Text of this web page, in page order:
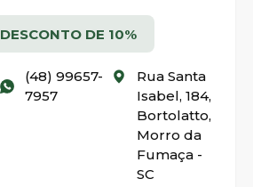
DESCONTO DE 10%
(48) 99657-
7957
Rua Santa
Isabel, 184,
Bortolatto,
Morro da
Fumaça -
SC